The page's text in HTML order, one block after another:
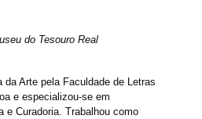
do Tesouro Real
da Arte pela Faculdade de Letras
e especializou-se em
e Curadoria. Trabalhou como